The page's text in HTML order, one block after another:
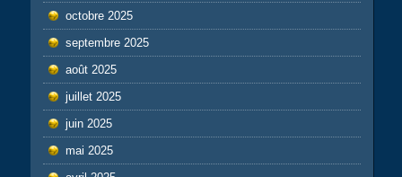
octobre 2025
septembre 2025
août 2025
juillet 2025
juin 2025
mai 2025